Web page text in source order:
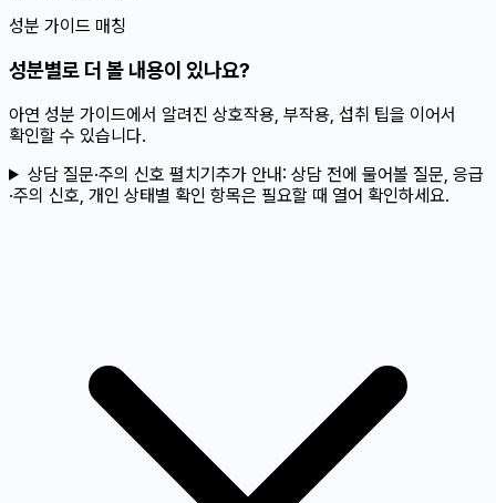
성분 가이드 매칭
성분별로 더 볼 내용이 있나요?
아연 성분 가이드에서 알려진 상호작용, 부작용, 섭취 팁을 이어서
확인할 수 있습니다.
상담 질문·주의 신호 펼치기추가 안내: 상담 전에 물어볼 질문, 응급
·주의 신호, 개인 상태별 확인 항목은 필요할 때 열어 확인하세요.